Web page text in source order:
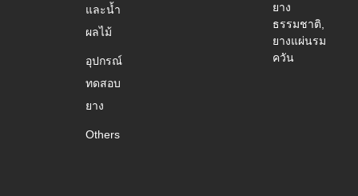
และน้ำ
ผลไม้
อุปกรณ์
ทดสอบ
ยาง
Others
ยาง
ธรรมชาติ,
ยางแผ่นรม
ควัน